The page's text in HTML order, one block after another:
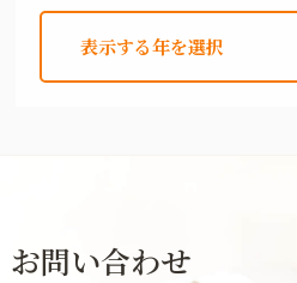
お問い合わせ